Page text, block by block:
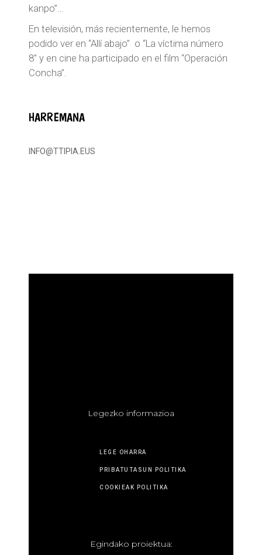
kanpo”…
En televisión, más recientemente, le hemos
podido ver en “Allí abajo” o “La víctima número
8” y en cine ha participado en el film “Operación
Concha”.
HARREMANA
INFO@TTIPIA.EUS
Legezko informazioa
LEGE OHARRA
PRIBATUTASUN POLITIKA
COOKIEAK POLITIKA
Egindako proiektua: